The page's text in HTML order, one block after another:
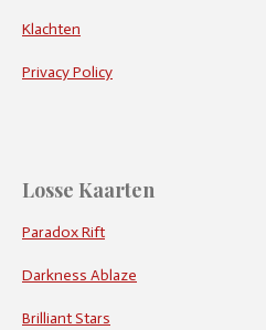
Klachten
Privacy Policy
Losse Kaarten
Paradox Rift
Darkness Ablaze
Brilliant Stars